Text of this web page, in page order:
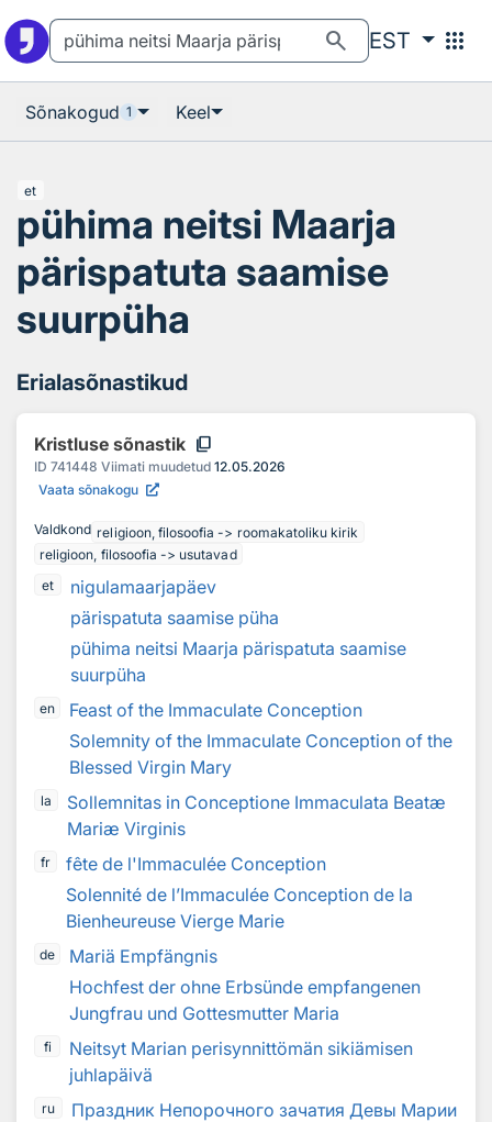
search EST apps
Sõnakogud 1 Keel
et
pühima neitsi Maarja
pärispatuta saamise
suurpüha
Erialasõnastikud
Kristluse sõnastik content_copy
ID 741448 Viimati muudetud 12.05.2026
Vaata sõnakogu
Valdkond religioon, filosoofia -> roomakatoliku kirik
religioon, filosoofia -> usutavad
et
nigulamaarjapäev
pärispatuta saamise püha
pühima neitsi Maarja pärispatuta saamise
suurpüha
en
Feast of the Immaculate Conception
Solemnity of the Immaculate Conception of the
Blessed Virgin Mary
la
Sollemnitas in Conceptione Immaculata Beatæ
Mariæ Virginis
fr
fête de l'Immaculée Conception
Solennité de l’Immaculée Conception de la
Bienheureuse Vierge Marie
de
Mariä Empfängnis
Hochfest der ohne Erbsünde empfangenen
Jungfrau und Gottesmutter Maria
fi
Neitsyt Marian perisynnittömän sikiämisen
juhlapäivä
ru
Праздник Непорочного зачатия Девы Марии